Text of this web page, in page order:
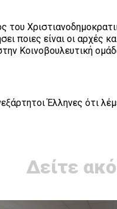
του
ποιες είναι οι αρχές
Κοινοβουλευτική
Έλληνες ότι
Δείτε